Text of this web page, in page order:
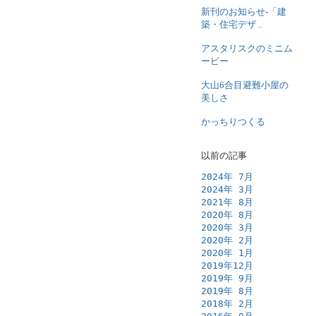
新刊のお知らせ-「建
築・住宅デザ ..
アスタリスクのミニム
ービー
大山6合目避難小屋の
美しさ
かっちりつくる
以前の記事
2024年 7月
2024年 3月
2021年 8月
2020年 8月
2020年 3月
2020年 2月
2020年 1月
2019年12月
2019年 9月
2019年 8月
2018年 2月